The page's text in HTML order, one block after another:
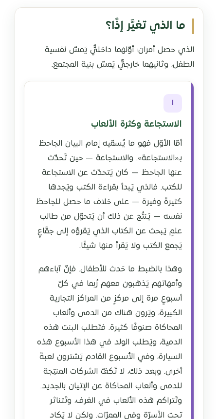
ما الذي تغيَّر إذًا؟
الذي حصل أمران: أوّلهما داخليٌّ يَمسّ نفسية
الطفل، وثانيهما خارجيٌّ يَمسّ بنية المجتمع.
١
الاستجاعة وكثرة الألعاب
أمّا الأوّل فهو ما يُسمّيه إمام البيان الجاحظ
بـ«الاستجاعة». والاستجاعة — حين تَحدّث
عنها الجاحظ — كان يَتحدّث عن الاستجاعة
للكتب. فالذي يَبدأ بقراءة الكتب ويَجدها
كثيرةً وفيرة — على خلاف ما حصل للجاحظ
نفسه — يَنتُج عن ذلك أن يَتحوّل من طالب
علمٍ يَبحث عن الكتاب الذي يَقرؤه إلى جمَّاعٍ
يَجمع الكتب ولا يَقرأ منها شيئًا.
وهذا بالضبط ما حَدث للأطفال. فإنّ آباءهم
وأمهاتهم يَذهبون معهم رُبما في كلّ
أسبوعٍ مرة إلى مركزٍ من المراكز التجارية
الكبيرة، ويَرون هناك من الدمى وألعاب
المحاكاة صنوفًا كثيرة. فتَطلب البنت هذه
الدمية، ويَطلب الولد في هذا الأسبوع هذه
السيارة، وفي الأسبوع القادم يَشترون لعبةً
أخرى. وبعد ذلك، لا تَكفّ الشركات المنتِجة
للدمى وألعاب المحاكاة عن الإتيان بالجديد.
وتَتراكم هذه الألعاب في الغرف، وتَتناثر
تحت الأَسرّة وفي الممرّات. ولكن لا يَكاد